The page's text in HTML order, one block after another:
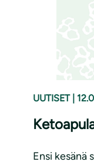
UUTISET
Ensi kesänä